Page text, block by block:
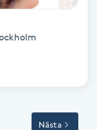
Nästa